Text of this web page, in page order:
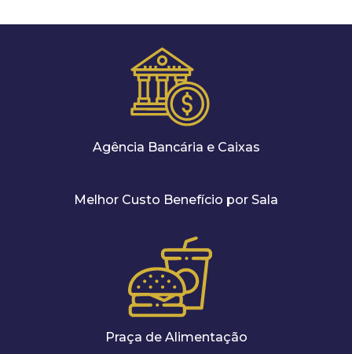
Agência Bancária e Caixas
Melhor Custo Benefício por Sala
Praça de Alimentação